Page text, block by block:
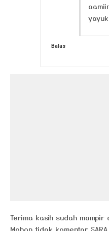
yayuk
Balas
Terima kasih sudah